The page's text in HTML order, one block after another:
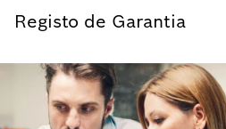
Registo de Garantia